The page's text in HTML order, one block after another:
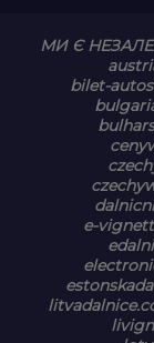
МИ Є
bilet-
e-